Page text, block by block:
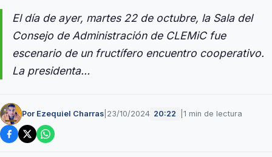
El día de ayer, martes 22 de octubre, la Sala del
Consejo de Administración de CLEMiC fue
escenario de un fructífero encuentro cooperativo.
La presidenta…
Por Ezequiel Charras 23/10/2024 20:22 1 min de lectura